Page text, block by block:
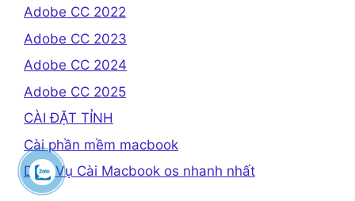
Adobe CC 2022
Adobe CC 2023
Adobe CC 2024
Adobe CC 2025
CÀI ĐẶT TỈNH
Cài phần mềm macbook
Dịch Vụ Cài Macbook os nhanh nhất